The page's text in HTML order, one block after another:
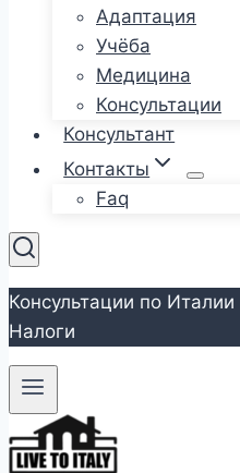
Адаптация
Учёба
Медицина
Консультации
Консультант
Контакты
Faq
Консультации по
Налоги